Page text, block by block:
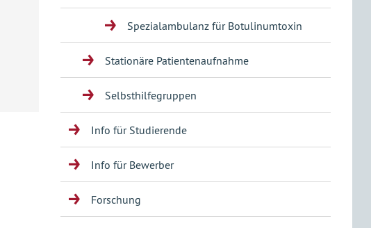
Spezialambulanz für Botulinumtoxin
Stationäre Patientenaufnahme
Selbsthilfegruppen
Info für Studierende
Info für Bewerber
Forschung